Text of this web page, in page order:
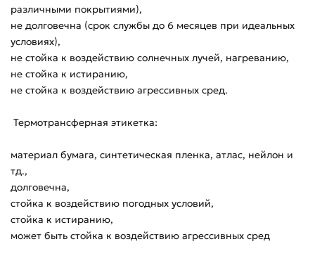
различными покрытиями),
не долговечна (срок службы до 6 месяцев при идеальных
условиях),
не стойка к воздействию солнечных лучей, нагреванию,
не стойка к истиранию,
не стойка к воздействию агрессивных сред.
Термотрансферная этикетка:
материал бумага, синтетическая пленка, атлас, нейлон и
тд.,
долговечна,
стойка к воздействию погодных условий,
стойка к истиранию,
может быть стойка к воздействию агрессивных сред